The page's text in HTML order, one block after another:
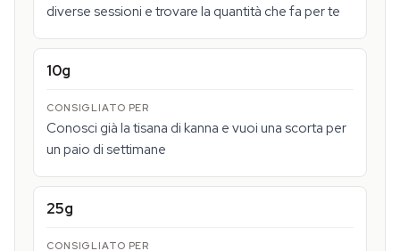
diverse sessioni e trovare la quantità che fa per te
10g
Conosci già la tisana di kanna e vuoi una scorta per
un paio di settimane
25g